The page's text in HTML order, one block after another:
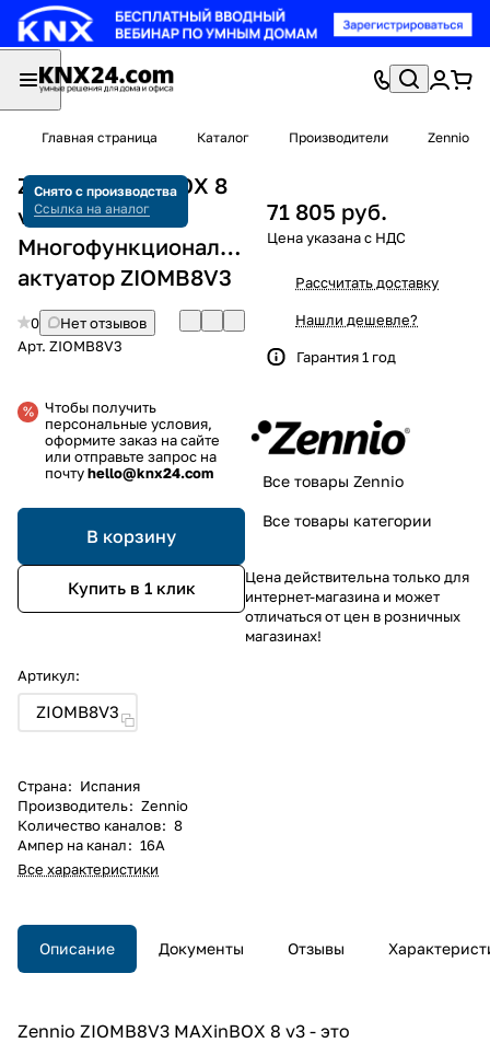
Главная страница Каталог Производители Zennio
Снято с производства
Ссылка на аналог
Zennio MAXinBOX 8
v3
Многофункциональный
актуатор ZIOMB8V3
0
Нет отзывов
Арт. ZIOMB8V3
Чтобы получить
персональные условия,
оформите заказ на сайте
или отправьте запрос на
почтуhello@knx24.com
В корзину
Купить в 1 клик
Артикул:
ZIOMB8V3
Страна: Испания
Производитель: Zennio
Количество каналов: 8
Ампер на канал: 16А
Все характеристики
71 805 руб.
Рассчитать доставку
Нашли дешевле?
Гарантия 1 год
Все товары Zennio
Все товары категории
Цена действительна только для
интернет-магазина и может
отличаться от цен в розничных
магазинах!
Описание Документы Отзывы
Zennio ZIOMB8V3 MAXinBOX 8 v3 - это